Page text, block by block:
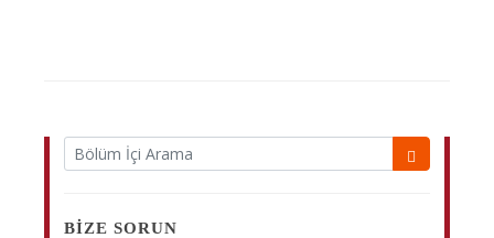
BIZE SORUN